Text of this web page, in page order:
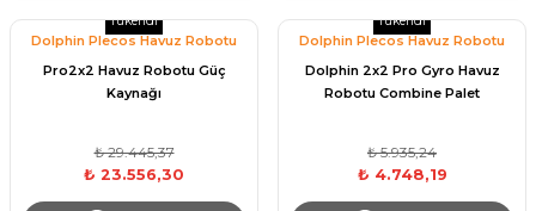
Havuz Kış Kimyasalı
Süper Pool
Ayak Havuzu
Tükendi
Dolphin Plecos Havuz Robotu
Pro2x2 Havuz Robotu Güç
Kaynağı
₺ 29.445,37
₺ 23.556,30
Tükendi
Dolphin Plecos Havuz Robotu
Dolphin 2x2 Pro Gyro Havuz
Robotu Combine Palet
₺ 5.935,24
₺ 4.748,19